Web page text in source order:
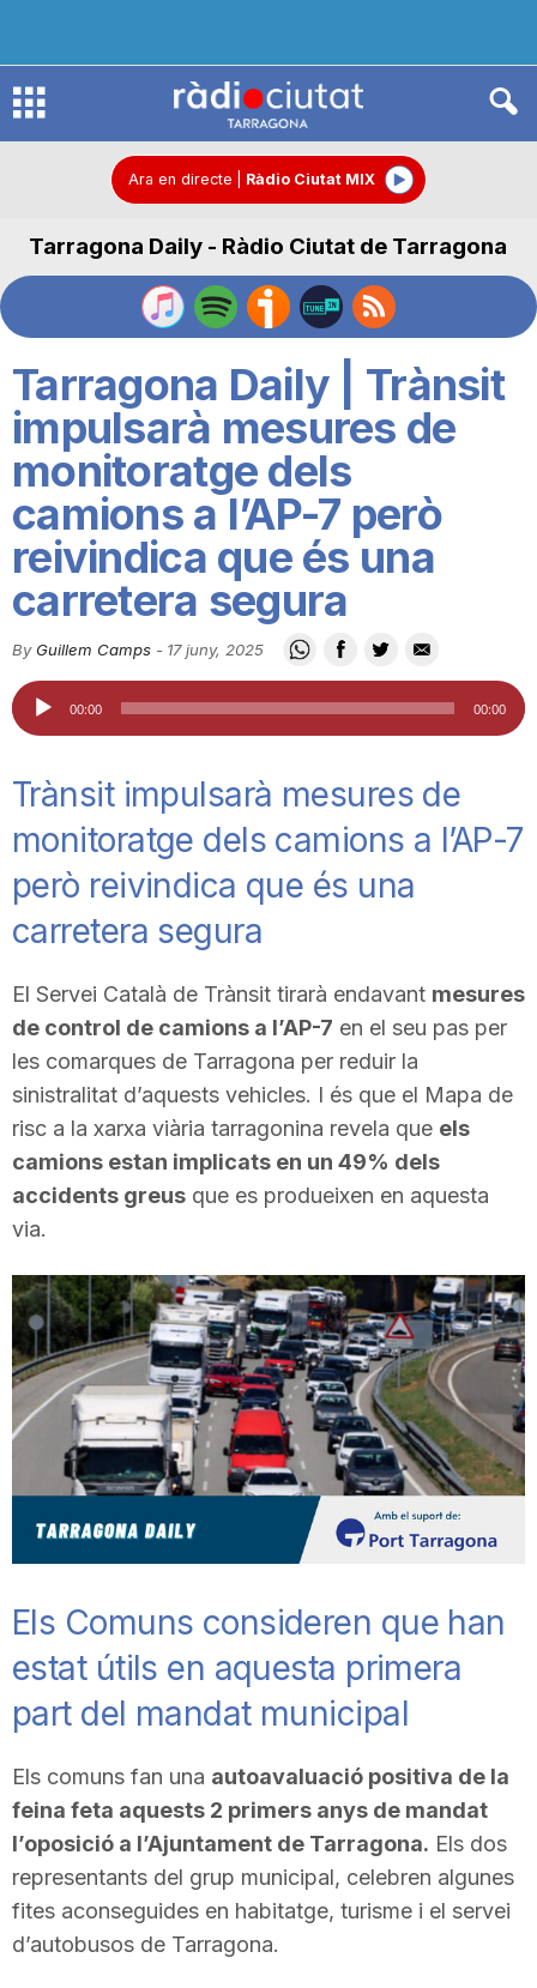
R
d
C
i
t
a
d
e
T
a
r
a
o
n
a
Ara en directe Ràdio Ciutat MIX
Tarragona Daily - Ràdio Ciutat de Tarragona
Tarragona Daily | Trànsit
impulsarà mesures de
monitoratge dels
camions a l’AP-7 però
reivindica que és una
carretera segura
By Guillem Camps - 17 juny, 2025
Reproductor
d'àudio
00:00 00:00
Trànsit impulsarà mesures de
monitoratge dels camions a l’AP-7
però reivindica que és una
carretera segura
El Servei Català de Trànsit tirarà endavant mesures
de control de camions a l’AP-7 en el seu pas per
les comarques de Tarragona per reduir la
sinistralitat d’aquests vehicles. I és que el Mapa de
risc a la xarxa viària tarragonina revela que els
camions estan implicats en un 49% dels
accidents greus que es produeixen en aquesta
via.
Els Comuns consideren que han
estat útils en aquesta primera
part del mandat municipal
Els comuns fan una autoavaluació positiva de la
feina feta aquests 2 primers anys de mandat
l’oposició a l’Ajuntament de Tarragona. Els dos
representants del grup municipal, celebren algunes
fites aconseguides en habitatge, turisme i el servei
d’autobusos de Tarragona.